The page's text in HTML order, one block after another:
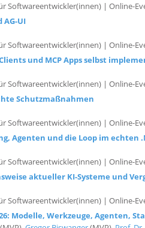
Softwareentwickler(innen) | Online-
AG-UI
Softwareentwickler(innen) | Online-
und MCP Apps selbst
Softwareentwickler(innen) | Online-
Schutzmaßnahmen
Softwareentwickler(innen) | Online-
Agenten und die Loop im echten
Softwareentwickler(innen) | Online-
aktueller KI-Systeme und
Softwareentwickler(innen) | Online-
Modelle, Werkzeuge, Agenten,